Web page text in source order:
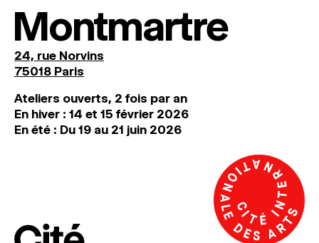
Montmartre
24, rue Norvins
75018 Paris
Ateliers ouverts, 2 fois par an
En hiver : 14 et 15 février 2026
En été : Du 19 au 21 juin 2026